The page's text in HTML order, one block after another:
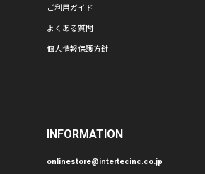
ご利用ガイド
よくある質問
個人情報保護方針
INFORMATION
onlinestore@intertecinc.co.jp